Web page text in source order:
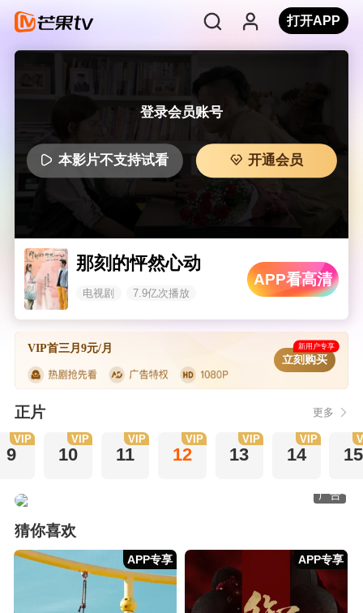
打开APP
登录会员账号
本影片不支持试看 开通会员
那刻的怦然心动
电视剧 7.9亿次播放
APP看高清
VIP首三月9元/月 新用户专享
立刻购买
正片 更多
9
VIP
10
VIP
11
VIP
12
VIP
13
VIP
14
VIP
15
广告
猜你喜欢
APP专享 APP专享